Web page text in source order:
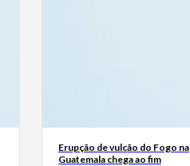
Erupção de vulcão do Fogo na
Guatemala chega ao fim